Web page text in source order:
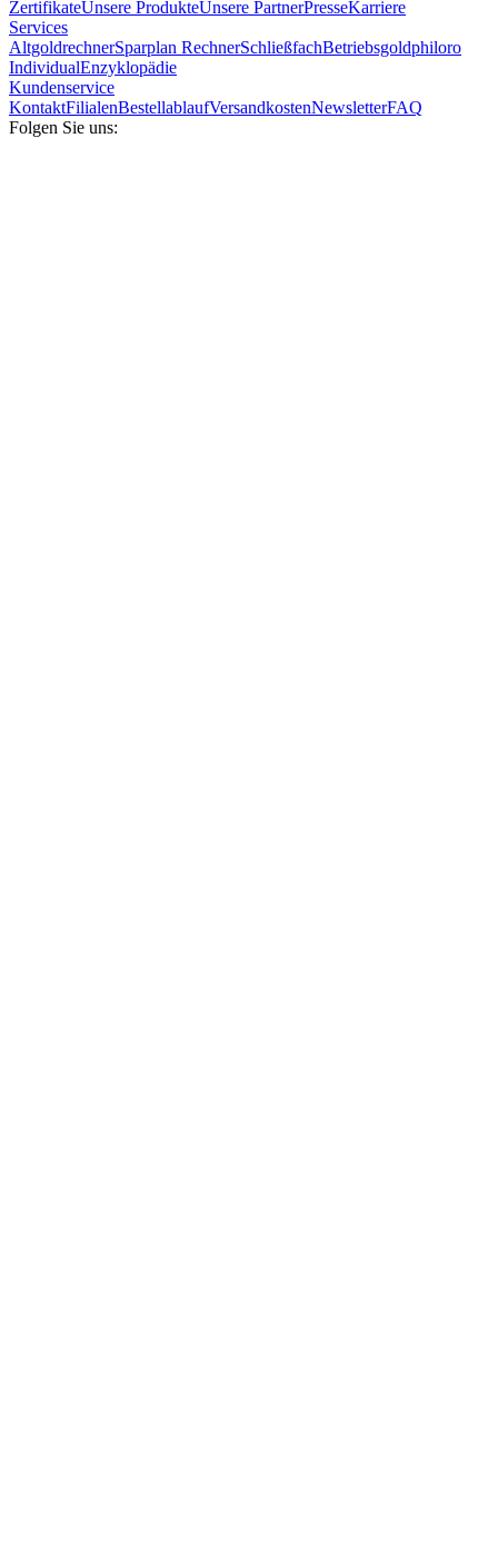
ZertifikateUnsere ProdukteUnsere PartnerPresseKarriere
Services
AltgoldrechnerSparplan RechnerSchließfachBetriebsgoldphiloro
IndividualEnzyklopädie
Kundenservice
KontaktFilialenBestellablaufVersandkostenNewsletterFAQ
Folgen Sie uns: